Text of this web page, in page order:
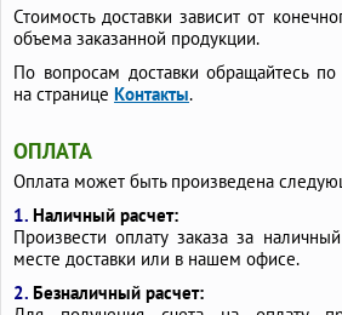
Стоимость доставки зависит от
объема заказанной продукции.
По вопросам доставки обращайтесь
на странице Контакты.
ОПЛАТА
Оплата может быть произведена
1. Наличный расчет:
Произвести оплату заказа за
месте доставки или в нашем офисе.
2. Безналичный расчет: